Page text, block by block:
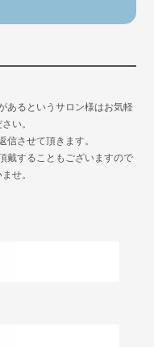
あるというサロン様はお気軽
い。
信させて頂きます。
戴することもございますので
せ。